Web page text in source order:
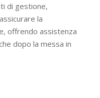
di gestione,
la
offrendo assistenza
dopo la messa in